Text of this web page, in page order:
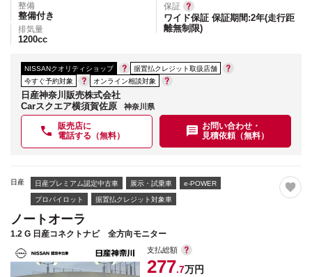
整備
整備付き
排気量
1200cc
保証
ワイド保証 保証期間:2年(走行距
離無制限)
NISSANクオリティショップ
据置払クレジット取扱店舗
今すぐ予約対象
オンライン相談対象
日産神奈川販売株式会社
Carスクエア横須賀佐原
神奈川県
販売店に
電話する（無料）
お問い合わせ・
見積依頼（無料）
日産 日産プレミアム認定中古車 展示・試乗車 e-POWER
プロパイロット 据置払クレジット対象車
ノートオーラ
1.2 G 日産コネクトナビ 全方向モニター
支払総額
277.7万円